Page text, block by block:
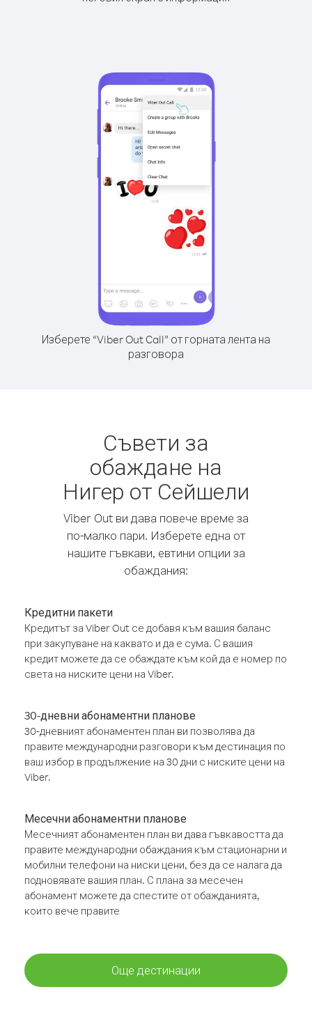
Изберете “Viber Out Call” от горната лента на
разговора
Съвети за
обаждане на
Нигер от Сейшели
Viber Out ви дава повече време за
по-малко пари. Изберете една от
нашите гъвкави, евтини опции за
обаждания:
Кредитни пакети
Кредитът за Viber Out се добавя към вашия баланс
при закупуване на каквато и да е сума. С вашия
кредит можете да се обаждате към кой да е номер по
света на ниските цени на Viber.
30-дневни абонаментни планове
30-дневният абонаментен план ви позволява да
правите международни разговори към дестинация по
ваш избор в продължение на 30 дни с ниските цени на
Viber.
Месечни абонаментни планове
Месечният абонаментен план ви дава гъвкавостта да
правите международни обаждания към стационарни и
мобилни телефони на ниски цени, без да се налага да
подновявате вашия план. С плана за месечен
абонамент можете да спестите от обажданията,
които вече правите
Още дестинации